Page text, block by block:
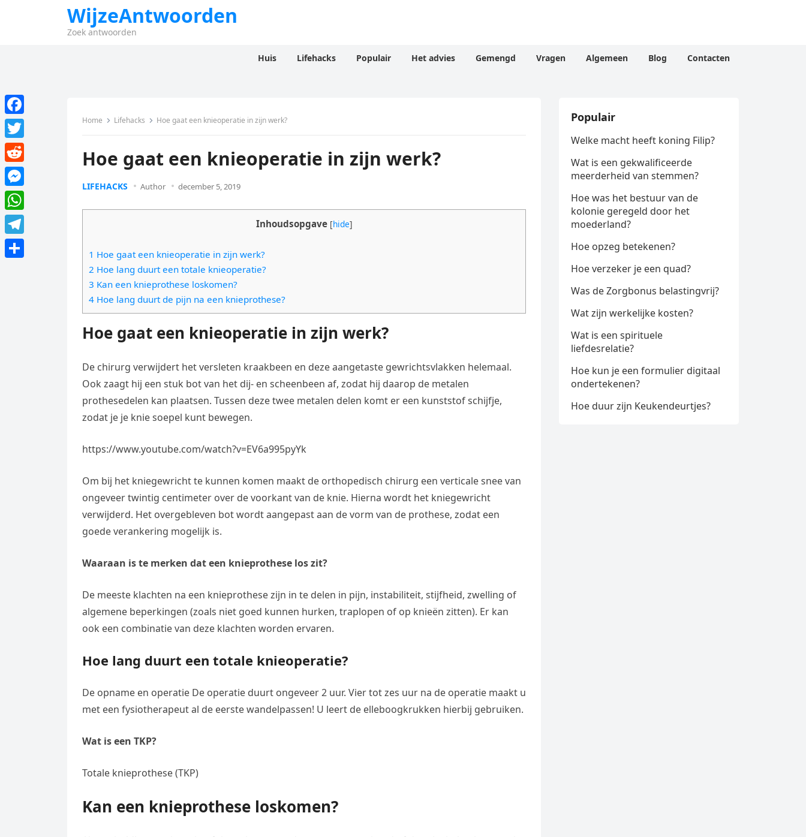
WijzeAntwoorden
Zoek antwoorden
Huis Lifehacks Populair Het advies Gemengd Vragen Algemeen Blog Contacten
Home Lifehacks Hoe gaat een knieoperatie in zijn werk?
Hoe gaat een knieoperatie in zijn werk?
LIFEHACKS Author december 5, 2019
Inhoudsopgave [hide]
1 Hoe gaat een knieoperatie in zijn werk?
2 Hoe lang duurt een totale knieoperatie?
3 Kan een knieprothese loskomen?
4 Hoe lang duurt de pijn na een knieprothese?
Hoe gaat een knieoperatie in zijn werk?
De chirurg verwijdert het versleten kraakbeen en deze aangetaste gewrichtsvlakken helemaal.
Ook zaagt hij een stuk bot van het dij- en scheenbeen af, zodat hij daarop de metalen
prothesedelen kan plaatsen. Tussen deze twee metalen delen komt er een kunststof schijfje,
zodat je je knie soepel kunt bewegen.
https://www.youtube.com/watch?v=EV6a995pyYk
Om bij het kniegewricht te kunnen komen maakt de orthopedisch chirurg een verticale snee van
ongeveer twintig centimeter over de voorkant van de knie. Hierna wordt het kniegewricht
verwijderd. Het overgebleven bot wordt aangepast aan de vorm van de prothese, zodat een
goede verankering mogelijk is.
Waaraan is te merken dat een knieprothese los zit?
De meeste klachten na een knieprothese zijn in te delen in pijn, instabiliteit, stijfheid, zwelling of
algemene beperkingen (zoals niet goed kunnen hurken, traplopen of op knieën zitten). Er kan
ook een combinatie van deze klachten worden ervaren.
Hoe lang duurt een totale knieoperatie?
De opname en operatie De operatie duurt ongeveer 2 uur. Vier tot zes uur na de operatie maakt u
met een fysiotherapeut al de eerste wandelpassen! U leert de elleboogkrukken hierbij gebruiken.
Wat is een TKP?
Totale knieprothese (TKP)
Kan een knieprothese loskomen?
Populair
Welke macht heeft koning Filip?
Wat is een gekwalificeerde
meerderheid van stemmen?
Hoe was het bestuur van de
kolonie geregeld door het
moederland?
Hoe opzeg betekenen?
Hoe verzeker je een quad?
Was de Zorgbonus belastingvrij?
Wat zijn werkelijke kosten?
Wat is een spirituele
liefdesrelatie?
Hoe kun je een formulier digitaal
ondertekenen?
Hoe duur zijn Keukendeurtjes?
F
a
c
e
b
o
o
k
T
w
i
t
t
e
R
e
d
d
M
e
s
s
W
h
a
T